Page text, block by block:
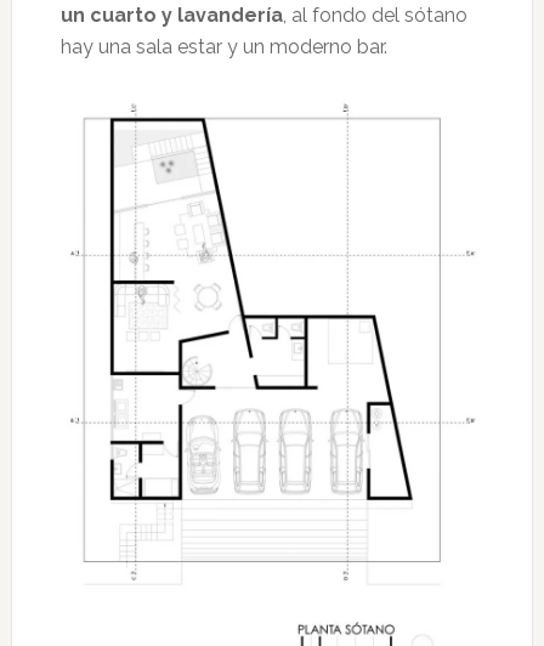
un cuarto y lavandería, al fondo del sótano
hay una sala estar y un moderno bar.